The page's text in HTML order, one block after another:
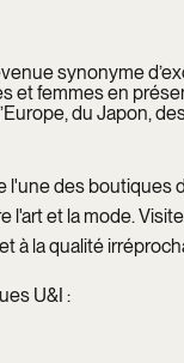
synonyme
et femmes en
du Japon,
l'une des boutiques
l'art et la mode.
à la qualité
U&I :